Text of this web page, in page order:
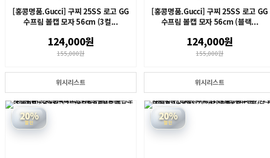
[홍콩명품.Gucci] 구찌 25SS 로고 GG
수프림 볼캡 모자 56cm (3컬...
124,000원
155,000원
위시리스트
[홍콩명품.Gucci] 구찌 25SS 로고 GG
수프림 볼캡 모자 56cm (블랙...
124,000원
155,000원
위시리스트
20%
할인
20%
할인